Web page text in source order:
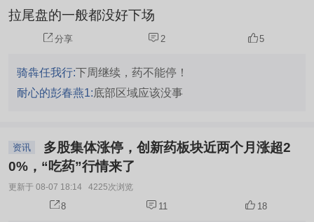
拉尾盘的一般都没好下场
分享 2 5
骑犇任我行:下周继续，药不能停！
耐心的彭春燕1:底部区域应该没事
资讯
0%，“吃药”行情来了
更新于 08-07 18:14 4225次浏览
8 11 18